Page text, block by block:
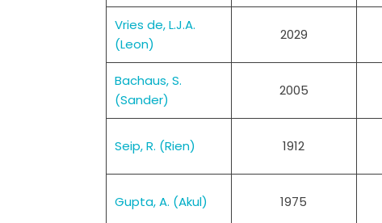
Vries de, L.J.A.
(Leon)
2029
Bachaus, S.
(Sander)
2005
Seip, R. (Rien) 1912
Gupta, A. (Akul) 1975